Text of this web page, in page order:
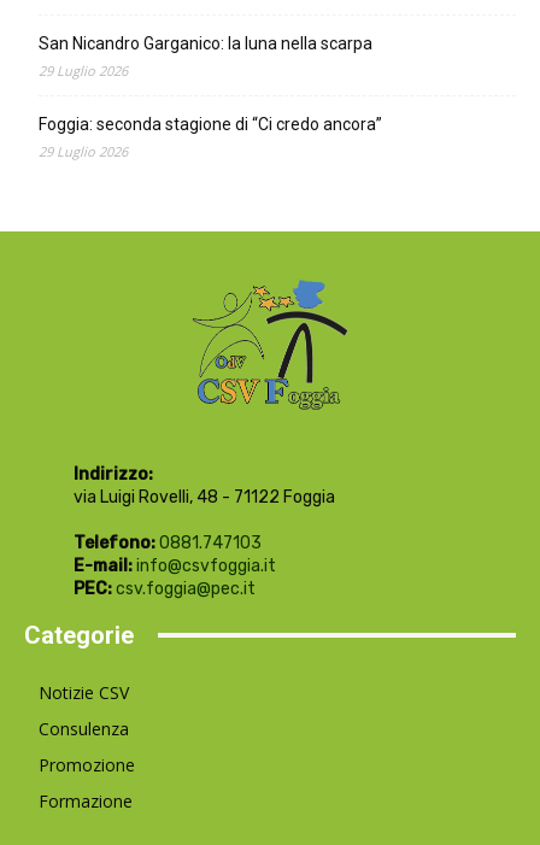
San Nicandro Garganico: la luna nella scarpa
29 Luglio 2026
Foggia: seconda stagione di “Ci credo ancora”
29 Luglio 2026
Indirizzo:
via Luigi Rovelli, 48 - 71122 Foggia
Telefono:0881.747103
E-mail:info@csvfoggia.it
PEC:csv.foggia@pec.it
Categorie
Notizie CSV
Consulenza
Promozione
Formazione